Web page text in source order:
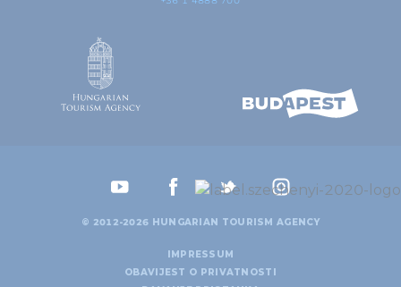
© 2012-2026 HUNGARIAN TOURISM AGENCY
IMPRESSUM
OBAVIJEST O PRIVATNOSTI